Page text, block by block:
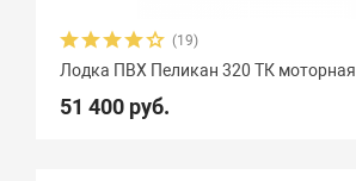
(19)
Лодка ПВХ Пеликан 320 ТК моторная
51 400 руб.